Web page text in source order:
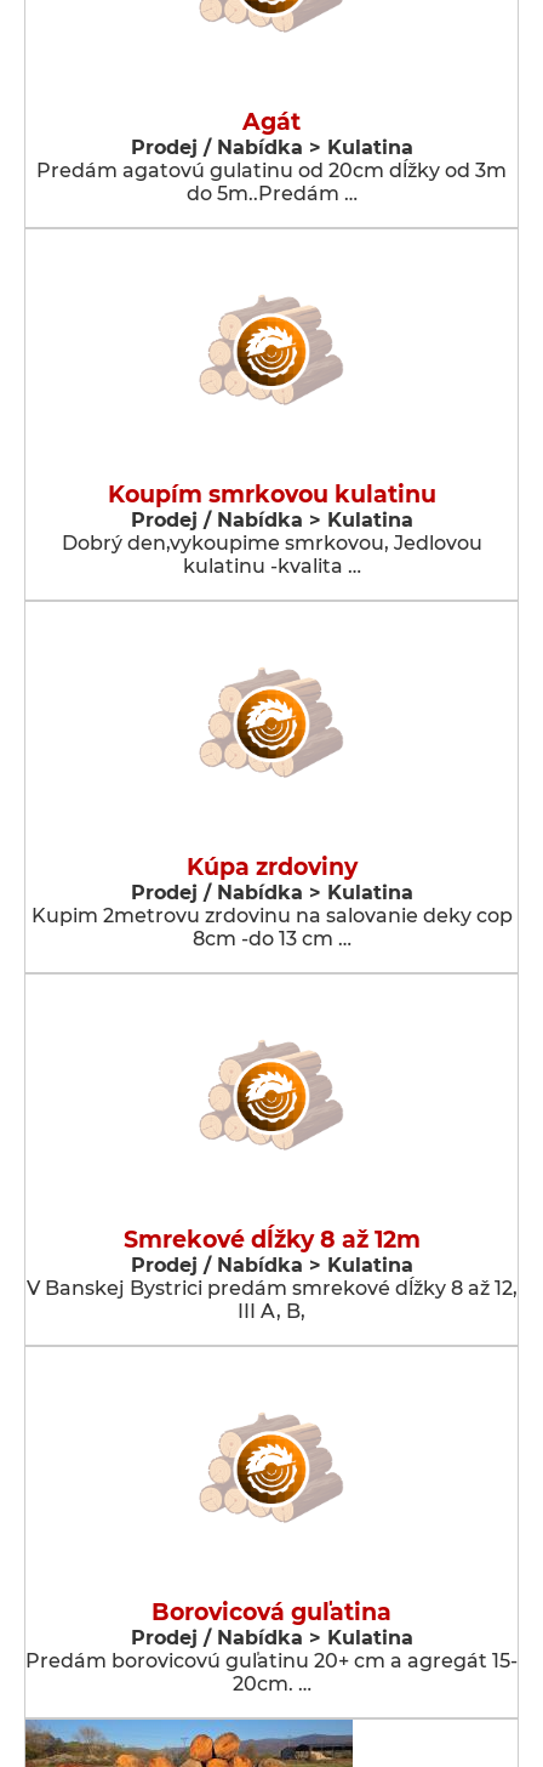
Agát
Prodej / Nabídka > Kulatina
Predám agatovú gulatinu od 20cm dĺžky od 3m
do 5m..Predám …
Koupím smrkovou kulatinu
Prodej / Nabídka > Kulatina
Dobrý den,vykoupime smrkovou, Jedlovou
kulatinu -kvalita …
Kúpa zrdoviny
Prodej / Nabídka > Kulatina
Kupim 2metrovu zrdovinu na salovanie deky cop
8cm -do 13 cm …
Smrekové dĺžky 8 až 12m
Prodej / Nabídka > Kulatina
V Banskej Bystrici predám smrekové dĺžky 8 až 12,
III A, B,
Borovicová guľatina
Prodej / Nabídka > Kulatina
Predám borovicovú guľatinu 20+ cm a agregát 15-
20cm. …